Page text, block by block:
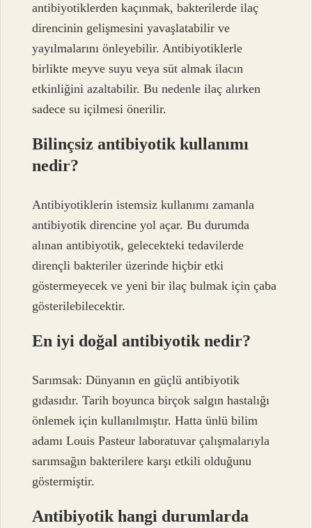
antibiyotiklerden kaçınmak, bakterilerde ilaç
direncinin gelişmesini yavaşlatabilir ve
yayılmalarını önleyebilir. Antibiyotiklerle
birlikte meyve suyu veya süt almak ilacın
etkinliğini azaltabilir. Bu nedenle ilaç alırken
sadece su içilmesi önerilir.
Bilinçsiz antibiyotik kullanımı
nedir?
Antibiyotiklerin istemsiz kullanımı zamanla
antibiyotik direncine yol açar. Bu durumda
alınan antibiyotik, gelecekteki tedavilerde
dirençli bakteriler üzerinde hiçbir etki
göstermeyecek ve yeni bir ilaç bulmak için çaba
gösterilebilecektir.
En iyi doğal antibiyotik nedir?
Sarımsak: Dünyanın en güçlü antibiyotik
gıdasıdır. Tarih boyunca birçok salgın hastalığı
önlemek için kullanılmıştır. Hatta ünlü bilim
adamı Louis Pasteur laboratuvar çalışmalarıyla
sarımsağın bakterilere karşı etkili olduğunu
göstermiştir.
Antibiyotik hangi durumlarda